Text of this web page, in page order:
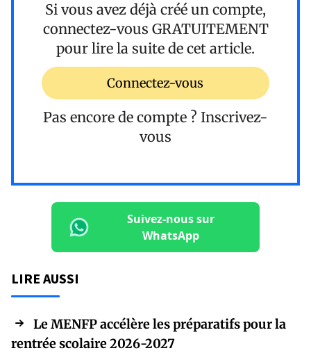
Si vous avez déjà créé un compte,
connectez-vous GRATUITEMENT
pour lire la suite de cet article.
Connectez-vous
Pas encore de compte ? Inscrivez-
vous
Suivez-nous sur
WhatsApp
LIRE AUSSI
Le MENFP accélère les préparatifs pour la
rentrée scolaire 2026-2027